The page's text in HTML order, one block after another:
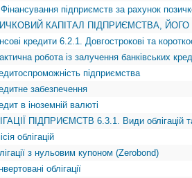
підприємств за рахунок
КАПІТАЛ ПІДПРИЄМСТВА,
кредити 6.2.1. Довгострокові та
робота із залучення банківських
підприємства
забезпечення
в іноземній валюті
ПІДПРИЄМСТВ 6.3.1. Види облігацій
облігацій
з нульовим купоном (Zerobond)
облігації